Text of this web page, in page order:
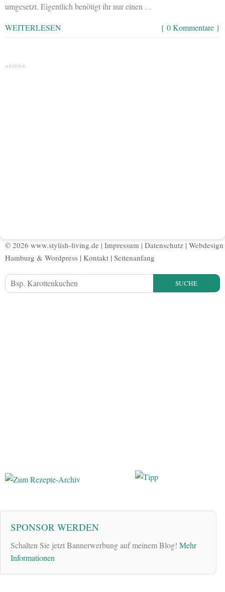
umgesetzt. Eigentlich benötigt ihr nur einen …
WEITERLESEN { 0 Kommentare }
ANZEIGE
© 2026 www.stylish-living.de | Impressum | Datenschutz | Webdesign
Hamburg & Wordpress | Kontakt | Seitenanfang
SUCHE
SPONSOR WERDEN
Schalten Sie jetzt Bannerwerbung auf meinem Blog! Mehr
Informationen